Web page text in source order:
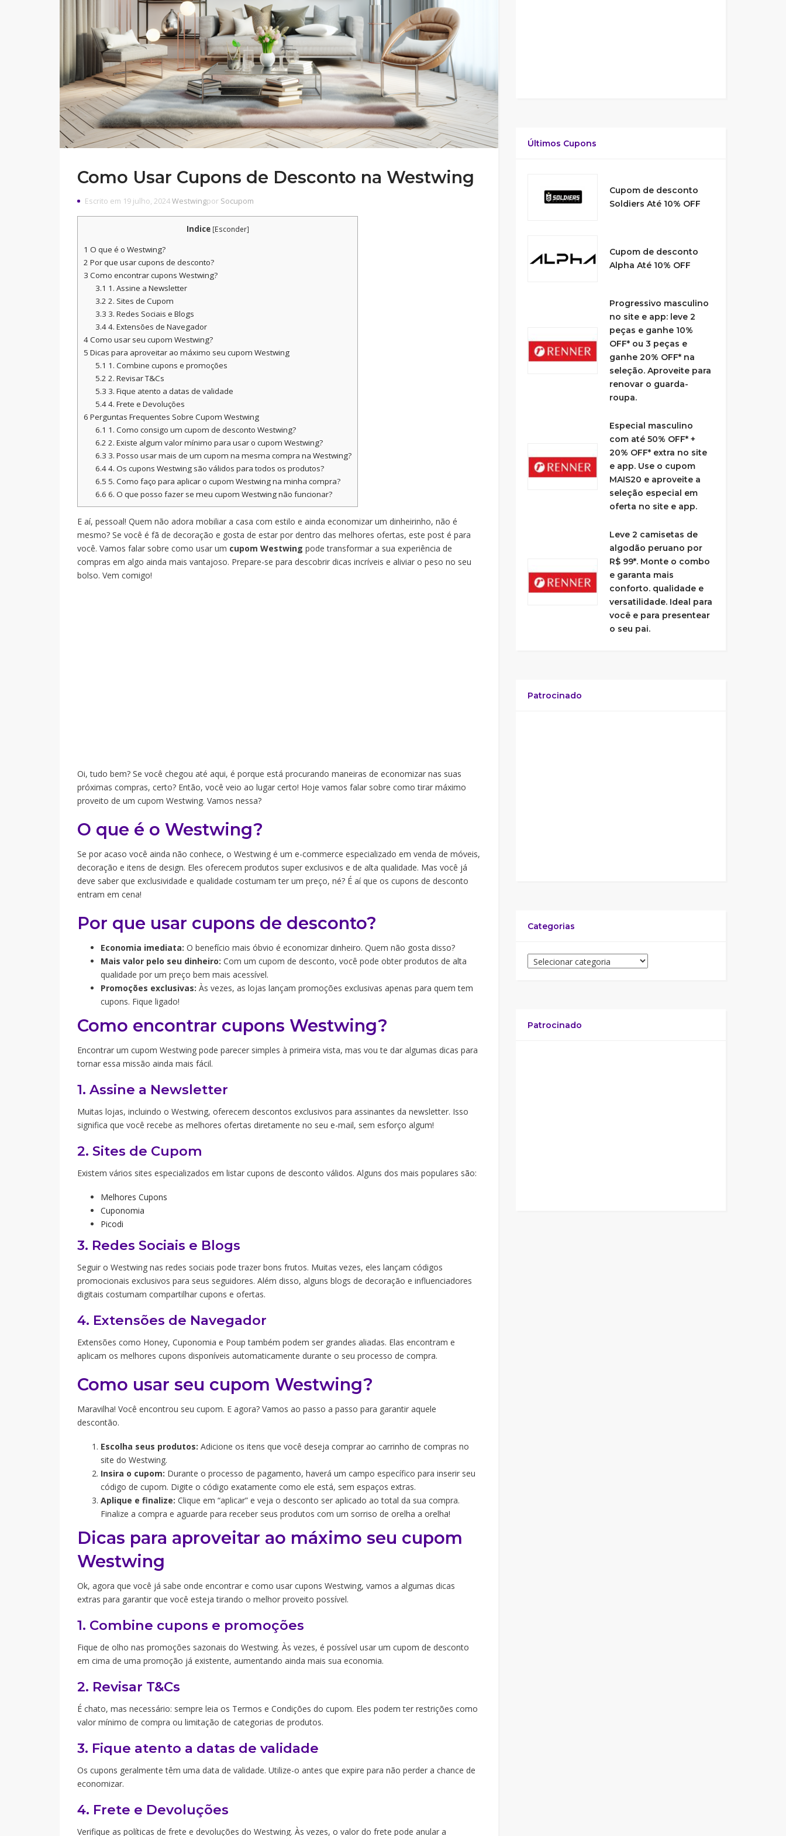
Como Usar Cupons de Desconto na Westwing
Escrito em 19 julho, 2024Westwingpor Socupom
Indice [Esconder]
1 O que é o Westwing?
2 Por que usar cupons de desconto?
3 Como encontrar cupons Westwing?
3.1 1. Assine a Newsletter
3.2 2. Sites de Cupom
3.3 3. Redes Sociais e Blogs
3.44. Extensões de Navegador
4Como usar seu cupom Westwing?
5 Dicas para aproveitar ao máximo seu cupom Westwing
5.1 1. Combine cupons e promoções
5.2 2. Revisar T&Cs
5.3 3. Fique atento a datas de validade
5.44. Frete e Devoluções
6 Perguntas Frequentes Sobre Cupom Westwing
6.1 1. Como consigo um cupom de desconto Westwing?
6.2 2. Existe algum valor mínimo para usar o cupom Westwing?
6.3 3. Posso usar mais de um cupom na mesma compra na Westwing?
6.44. Os cupons Westwing são válidos para todos os produtos?
6.5 5. Como faço para aplicar o cupom Westwing na minha compra?
6.6 6. O que posso fazer se meu cupom Westwing não funcionar?
E aí, pessoal! Quem não adora mobiliar a casa com estilo e ainda economizar um dinheirinho, não é
mesmo? Se você é fã de decoração e gosta de estar por dentro das melhores ofertas, este post é para
você. Vamos falar sobre como usar um cupom Westwing pode transformar a sua experiência de
compras em algo ainda mais vantajoso. Prepare-se para descobrir dicas incríveis e aliviar o peso no seu
bolso. Vem comigo!
Oi, tudo bem? Se você chegou até aqui, é porque está procurando maneiras de economizar nas suas
próximas compras, certo? Então, você veio ao lugar certo! Hoje vamos falar sobre como tirar máximo
proveito de um cupom Westwing. Vamos nessa?
O que é o Westwing?
Se por acaso você ainda não conhece, o Westwing é um e-commerce especializado em venda de móveis,
decoração e itens de design. Eles oferecem produtos super exclusivos e de alta qualidade. Mas você já
deve saber que exclusividade e qualidade costumam ter um preço, né? É aí que os cupons de desconto
entram em cena!
Por que usar cupons de desconto?
Economia imediata: O benefício mais óbvio é economizar dinheiro. Quem não gosta disso?
Mais valor pelo seu dinheiro: Com um cupom de desconto, você pode obter produtos de alta
qualidade por um preço bem mais acessível.
Promoções exclusivas: Às vezes, as lojas lançam promoções exclusivas apenas para quem tem
cupons. Fique ligado!
Como encontrar cupons Westwing?
Encontrar um cupom Westwing pode parecer simples à primeira vista, mas vou te dar algumas dicas para
tornar essa missão ainda mais fácil.
1. Assine a Newsletter
Muitas lojas, incluindo o Westwing, oferecem descontos exclusivos para assinantes da newsletter. Isso
significa que você recebe as melhores ofertas diretamente no seu e-mail, sem esforço algum!
2. Sites de Cupom
Existem vários sites especializados em listar cupons de desconto válidos. Alguns dos mais populares são:
Melhores Cupons
Cuponomia
Picodi
3. Redes Sociais e Blogs
Seguir o Westwing nas redes sociais pode trazer bons frutos. Muitas vezes, eles lançam códigos
promocionais exclusivos para seus seguidores. Além disso, alguns blogs de decoração e influenciadores
digitais costumam compartilhar cupons e ofertas.
4. Extensões de Navegador
Extensões como Honey, Cuponomia e Poup também podem ser grandes aliadas. Elas encontram e
aplicam os melhores cupons disponíveis automaticamente durante o seu processo de compra.
Como usar seu cupom Westwing?
Maravilha! Você encontrou seu cupom. E agora? Vamos ao passo a passo para garantir aquele
descontão.
Escolha seus produtos: Adicione os itens que você deseja comprar ao carrinho de compras no
site do Westwing.
Insira o cupom: Durante o processo de pagamento, haverá um campo específico para inserir seu
código de cupom. Digite o código exatamente como ele está, sem espaços extras.
Aplique e finalize: Clique em “aplicar” e veja o desconto ser aplicado ao total da sua compra.
Finalize a compra e aguarde para receber seus produtos com um sorriso de orelha a orelha!
Dicas para aproveitar ao máximo seu cupom
Westwing
Ok, agora que você já sabe onde encontrar e como usar cupons Westwing, vamos a algumas dicas
extras para garantir que você esteja tirando o melhor proveito possível.
1. Combine cupons e promoções
Fique de olho nas promoções sazonais do Westwing. Às vezes, é possível usar um cupom de desconto
em cima de uma promoção já existente, aumentando ainda mais sua economia.
2. Revisar T&Cs
É chato, mas necessário: sempre leia os Termos e Condições do cupom. Eles podem ter restrições como
valor mínimo de compra ou limitação de categorias de produtos.
3. Fique atento a datas de validade
Os cupons geralmente têm uma data de validade. Utilize-o antes que expire para não perder a chance de
economizar.
4. Frete e Devoluções
Verifique as políticas de frete e devoluções do Westwing. Às vezes, o valor do frete pode anular a
Últimos Cupons
Cupom de desconto
Soldiers Até 10% OFF
Cupom de desconto
Alpha Até 10% OFF
Progressivo masculino
no site e app: leve 2
peças e ganhe 10%
OFF* ou 3 peças e
ganhe 20% OFF* na
seleção. Aproveite para
renovar o guarda-
roupa.
Especial masculino
com até 50% OFF* +
20% OFF* extra no site
e app. Use o cupom
MAIS20 e aproveite a
seleção especial em
oferta no site e app.
Leve 2 camisetas de
algodão peruano por
R$ 99*. Monte o combo
e garanta mais
conforto. qualidade e
versatilidade. Ideal para
você e para presentear
o seu pai.
Patrocinado
Categorias
Patrocinado